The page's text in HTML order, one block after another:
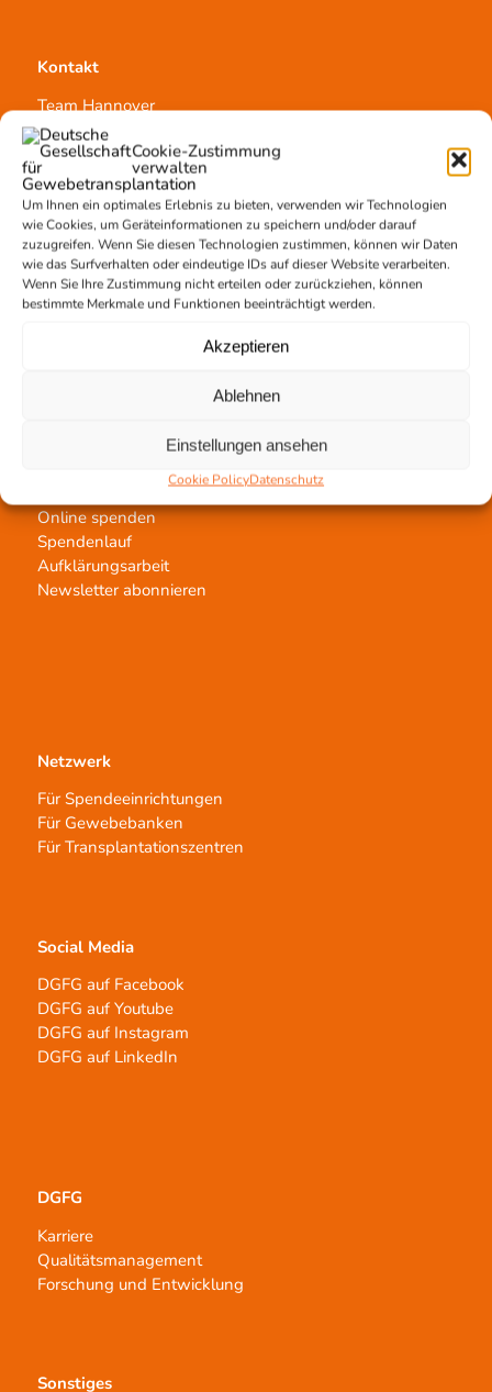
Cookie-Zustimmung
verwalten
Um Ihnen ein optimales Erlebnis zu bieten, verwenden wir Technologien
wie Cookies, um Geräteinformationen zu speichern und/oder darauf
zuzugreifen. Wenn Sie diesen Technologien zustimmen, können wir Daten
wie das Surfverhalten oder eindeutige IDs auf dieser Website verarbeiten.
Wenn Sie Ihre Zustimmung nicht erteilen oder zurückziehen, können
bestimmte Merkmale und Funktionen beeinträchtigt werden.
Akzeptieren
Ablehnen
Einstellungen ansehen
Cookie PolicyDatenschutz
Kontakt
Team Hannover
Spendestandorte
Vermittlungsstelle
Gewebetransplantation
Transplantatvermittlung
Jetzt untertstützen!
Online spenden
Spendenlauf
Aufklärungsarbeit
Newsletter abonnieren
Netzwerk
Für Spendeeinrichtungen
Für Gewebebanken
Für Transplantationszentren
Social Media
DGFG auf Facebook
DGFG auf Youtube
DGFG auf Instagram
DGFG auf LinkedIn
DGFG
Karriere
Qualitätsmanagement
Forschung und Entwicklung
Sonstiges